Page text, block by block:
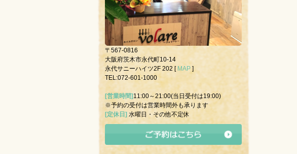
〒567-0816
大阪府茨木市永代町10-14
永代サニーハイツ2F 202 [ MAP ]
TEL:072-601-1000
[営業時間]11:00～21:00(当日受付は19:00)
※予約の受付は営業時間外も承ります
[定休日] 水曜日・その他不定休